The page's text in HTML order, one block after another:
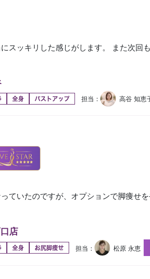
スッキリした感じがします。 また次回
全身 バストアップ 担当： 高谷 知恵
ていたのですが、オプションで脚痩せ
店
全身 お尻脚痩せ 担当： 松原 永恵